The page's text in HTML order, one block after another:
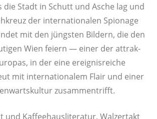
die Stadt in Schutt und Asche lag und
der inter­na­tio­na­len Spio­na­ge
mit den jüngs­ten Bil­dern, die den
Wien fei­ern — einer der attrak­
in der eine ereig­nis­rei­che
mit inter­na­tio­na­lem Flair und einer
zusammentrifft.
und Kaf­fee­haus­li­te­ra­tur, Wal­zer­takt